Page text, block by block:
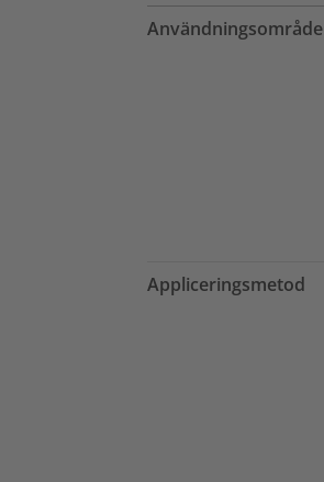
Användningsområde
Appliceringsmetod